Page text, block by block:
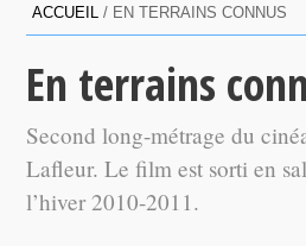
ACCUEIL / EN TERRAINS CONNUS
En terrains
Second long-métrage du
Lafleur. Le film est sorti en
l’hiver 2010-2011.